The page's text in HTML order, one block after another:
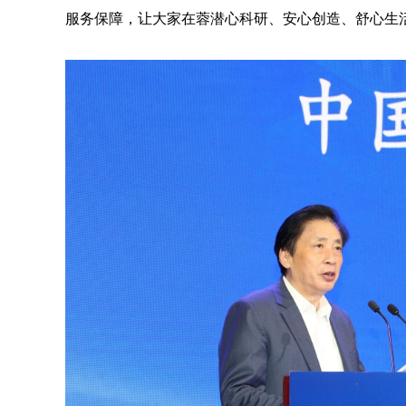
服务保障，让大家在蓉潜心科研、安心创造、舒心生